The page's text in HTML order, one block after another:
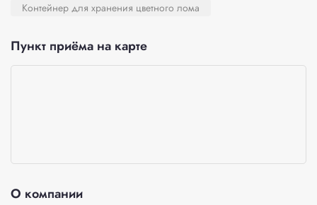
Контейнер для хранения цветного лома
Пункт приёма на карте
О компании